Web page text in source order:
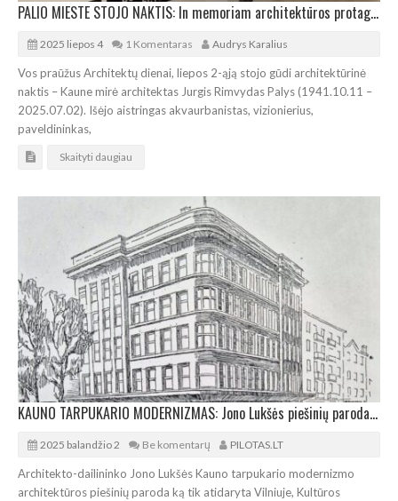
PALIO MIESTE STOJO NAKTIS: In memoriam architektūros protagonistui J.R.P.
2025 liepos 4 1 Komentaras Audrys Karalius
Vos praūžus Architektų dienai, liepos 2-ąją stojo gūdi architektūrinė
naktis – Kaune mirė architektas Jurgis Rimvydas Palys (1941.10.11 –
2025.07.02). Išėjo aistringas akvaurbanistas, vizionierius,
paveldininkas,
Skaityti daugiau
KAUNO TARPUKARIO MODERNIZMAS: Jono Lukšės piešinių paroda Vilniuje
2025 balandžio 2 Be komentarų PILOTAS.LT
Architekto-dailininko Jono Lukšės Kauno tarpukario modernizmo
architektūros piešinių paroda ką tik atidaryta Vilniuje, Kultūros